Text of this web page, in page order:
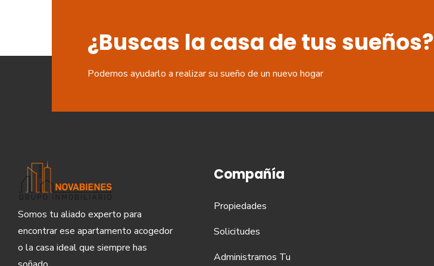
¿Buscas la casa de tus sueños?
Podemos ayudarlo a realizar su sueño de un nuevo hogar
Somos tu aliado experto para
encontrar ese apartamento acogedor
o la casa ideal que siempre has
Compañía
Propiedades
Solicitudes
Administramos Tu